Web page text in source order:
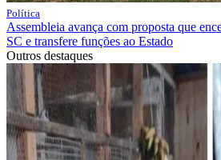
Política
Assembleia avança com proposta que
SC e transfere funções ao Estado
Outros destaques